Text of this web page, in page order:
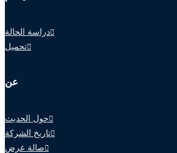
دراسة الحالة
تحميل
عن
حول الحديث
تاريخ الشركة
صالة عرض